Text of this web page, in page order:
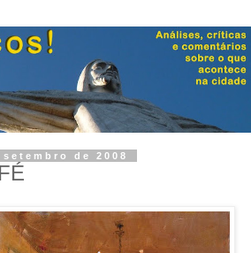
de 2008